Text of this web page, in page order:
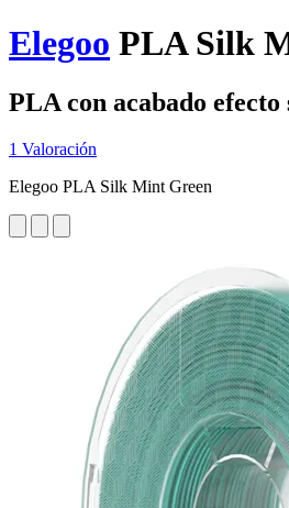
Elegoo PLA Silk
PLA con acabado efecto
1 Valoración
Elegoo PLA Silk Mint Green